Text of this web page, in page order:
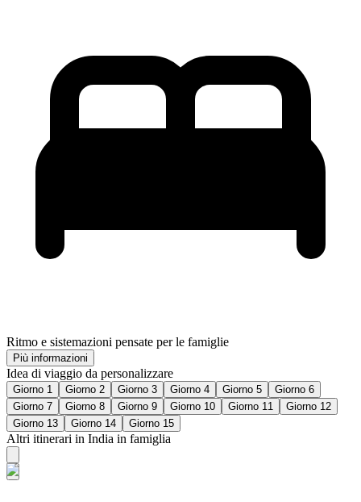
Ritmo e sistemazioni pensate per le famiglie
Più informazioni
Idea di viaggio da personalizzare
Giorno 1 Giorno 2 Giorno 3 Giorno 4 Giorno 5
Giorno 6
Giorno 7
Giorno 8 Giorno 9 Giorno 10 Giorno 11
Giorno 12
Giorno 13
Giorno 14 Giorno 15
Altri itinerari in India in famiglia